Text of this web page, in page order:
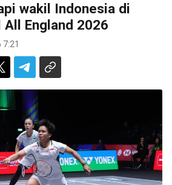
wakil Indonesia di
England 2026